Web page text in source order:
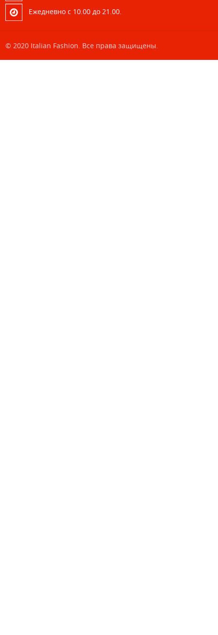
Eжедневно с 10.00 до 21.00.
© 2020 Italian Fashion. Все права защищены.